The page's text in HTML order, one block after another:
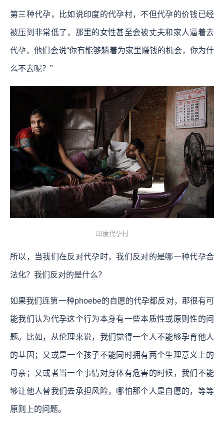
第三种代孕，比如说印度的代孕村，不但代孕的价钱已经
被压到非常低了，那里的女性甚至会被丈夫和家人逼着去
代孕，他们会说“你有能够躺着为家里赚钱的机会，你为什
么不去呢？”
印度代孕村
所以，当我们在反对代孕时，我们反对的是哪一种代孕合
法化？我们反对的是什么？
如果我们连第一种phoebe的自愿的代孕都反对，那很有可
能我们认为代孕这个行为本身有一些本质性或原则性的问
题。比如，从伦理来说，我们觉得一个人不能够孕育他人
的基因；又或是一个孩子不能同时拥有两个生理意义上的
母亲；又或者当一个事情对身体有危害的时候，我们不能
够让他人替我们去承担风险，哪怕那个人是自愿的，等等
原则上的问题。